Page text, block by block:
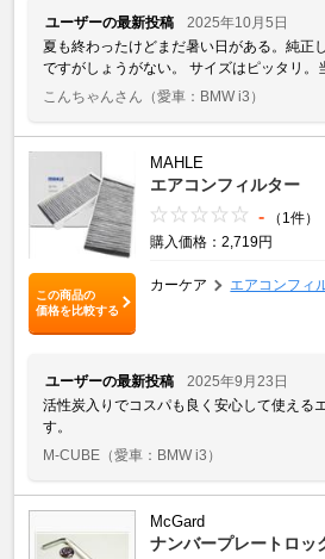
ユーザーの最新投稿
2025年10月5日
夏も終わったけどまだ暑い日がある。純正
ですがしょうがない。 サイズはピッタリ。
こんちゃんさん （愛車：BMW i3）
この商品の
価格を比較する
MAHLE
エアコンフィルター
-
（1件）
購入価格：2,719円
カーケア エアコンフィ
ユーザーの最新投稿
2025年9月23日
活性炭入りでコスパも良く安心して使える
す。
M-CUBE （愛車：BMW i3）
McGard
ナンバープレートロッ